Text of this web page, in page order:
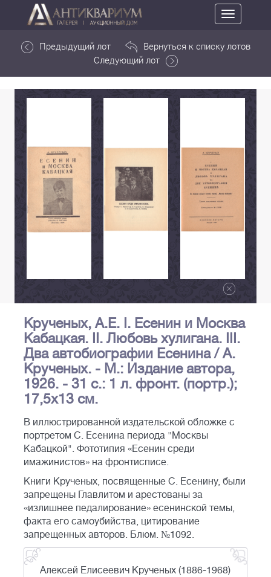
Toggle
navigation
Предыдущий лот
Вернуться к списку лотов
Следующий лот
Крученых, А.Е. I. Есенин и Москва
Кабацкая. II. Любовь хулигана. III.
Два автобиографии Есенина / А.
Крученых. - М.: Издание автора,
1926. - 31 с.: 1 л. фронт. (портр.);
17,5х13 см.
В иллюстрированной издательской обложке с
портретом С. Есенина периода "Москвы
Кабацкой". Фототипия «Есенин среди
имажинистов» на фронтисписе.
Книги Крученых, посвященные С. Есенину, были
запрещены Главлитом и арестованы за
«излишнее педалирование» есенинской темы,
факта его самоубийства, цитирование
запрещенных авторов. Блюм. №1092.
Алексей Елисеевич Крученых (1886-1968)